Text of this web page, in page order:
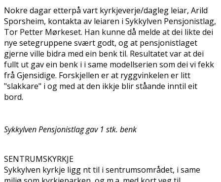
Nokre dagar etterpå vart kyrkjeverje/dagleg leiar, Arild
Sporsheim, kontakta av leiaren i Sykkylven Pensjonistlag,
Tor Petter Mørkeset. Han kunne då melde at dei likte dei
nye setegruppene svært godt, og at pensjonistlaget
gjerne ville bidra med ein benk til. Resultatet var at dei
fullt ut gav ein benk i i same modellserien som dei vi fekk
frå Gjensidige. Forskjellen er at ryggvinkelen er litt
"slakkare" i og med at den ikkje blir ståande inntil eit
bord.
Sykkylven Pensjonistlag gav 1 stk. benk
SENTRUMSKYRKJE
Sykkylven kyrkje ligg fint til i sentrumsområdet, i same